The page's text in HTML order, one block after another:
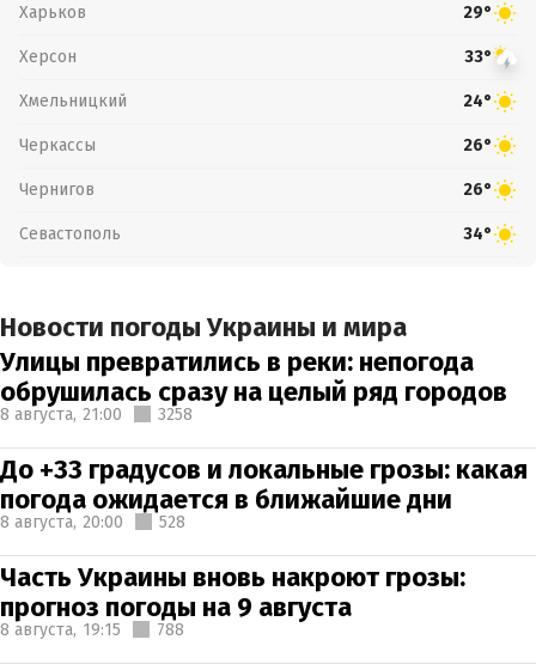
Харьков 29°
Херсон 33°
Хмельницкий 24°
Черкассы 26°
Чернигов 26°
Севастополь 34°
Новости погоды Украины и мира
Улицы превратились в реки: непогода
обрушилась сразу на целый ряд городов
8 августа, 21:00 3258
До +33 градусов и локальные грозы: какая
погода ожидается в ближайшие дни
8 августа, 20:00 528
Часть Украины вновь накроют грозы:
прогноз погоды на 9 августа
8 августа, 19:15 788